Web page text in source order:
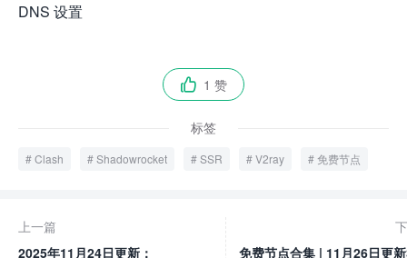
DNS 设置
 1 赞
标签
Clash Shadowrocket SSR V2ray 免费节点
上一篇
2025年11月24日更新：
免费节点合集 | 11月26日更